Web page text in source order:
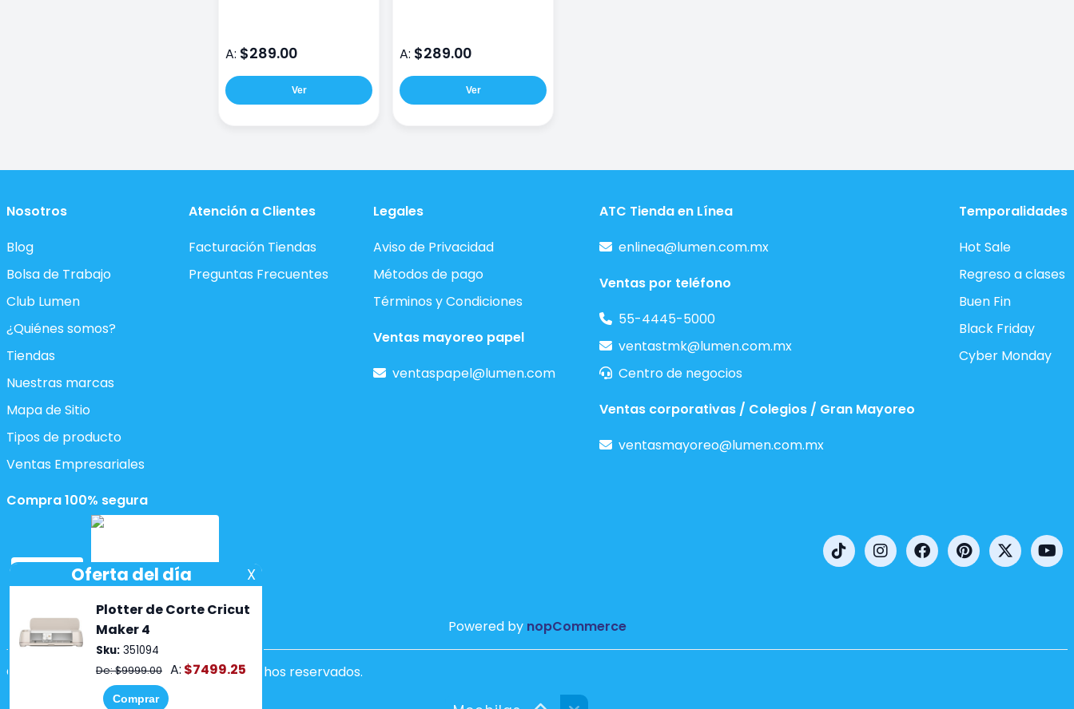
A: $289.00
Ver
A: $289.00
Ver
Nosotros
Blog
Bolsa de Trabajo
Club Lumen
¿Quiénes somos?
Tiendas
Nuestras marcas
Mapa de Sitio
Tipos de producto
Ventas Empresariales
Atención a Clientes
Facturación Tiendas
Preguntas Frecuentes
Legales
Aviso de Privacidad
Métodos de pago
Términos y Condiciones
Ventas mayoreo papel
ventaspapel@lumen.com
ATC Tienda en Línea
enlinea@lumen.com.mx
Ventas por teléfono
55-4445-5000
ventastmk@lumen.com.mx
Centro de negocios
Ventas corporativas / Colegios / Gran Mayoreo
ventasmayoreo@lumen.com.mx
Temporalidades
Hot Sale
Regreso a clases
Buen Fin
Black Friday
Cyber Monday
Compra 100% segura
Powered by nopCommerce
Copyright ©2026 Lumen. Todos los derechos reservados.